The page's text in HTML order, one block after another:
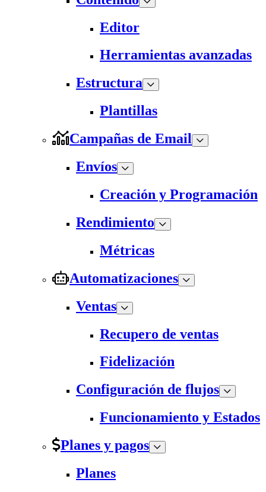
Editor
Herramientas avanzadas
Estructura
Plantillas
Campañas de Email
Envíos
Creación y Programación
Rendimiento
Métricas
Automatizaciones
Ventas
Recupero de ventas
Fidelización
Configuración de flujos
Funcionamiento y Estados
Planes y pagos
Planes